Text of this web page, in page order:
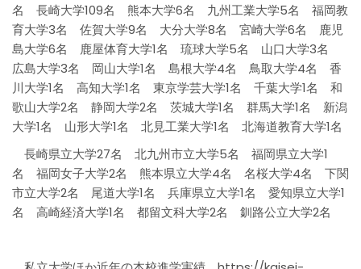
名 長崎大学109名 熊本大学6名 九州工業大学5名 福岡教
育大学3名 佐賀大学9名 大分大学8名 宮崎大学6名 鹿児
島大学6名 鹿屋体育大学1名 琉球大学5名 山口大学3名
広島大学3名 岡山大学1名 島根大学4名 鳥取大学4名 香
川大学1名 高知大学1名 東京学芸大学1名 千葉大学1名 和
歌山大学2名 静岡大学2名 茨城大学1名 群馬大学1名 新潟
大学1名 山形大学1名 北見工業大学1名 北海道教育大学1名
長崎県立大学27名 北九州市立大学5名 福岡県立大学1
名 福岡女子大学2名 熊本県立大学4名 名桜大学4名 下関
市立大学2名 尾道大学1名 兵庫県立大学1名 愛知県立大学1
名 高崎経済大学1名 都留文科大学2名 釧路公立大学2名